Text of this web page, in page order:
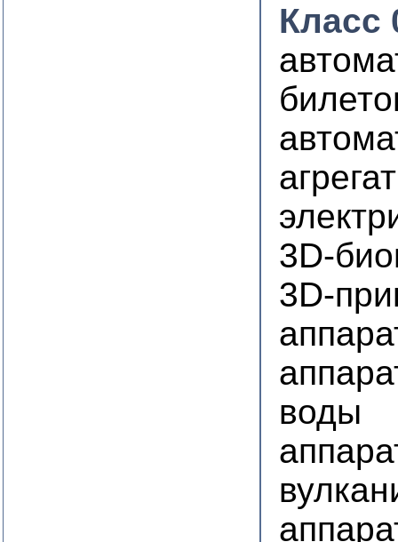
Класс
3D-
3D-
воды